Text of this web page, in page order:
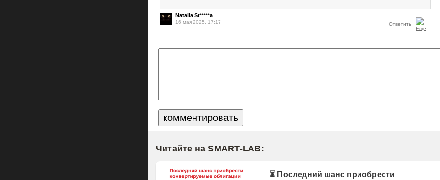
Natalia St*****a
16 мая 2025, 17:17 Ответить
Читайте на SMART-LAB:
⏳ Последний шанс приобрести